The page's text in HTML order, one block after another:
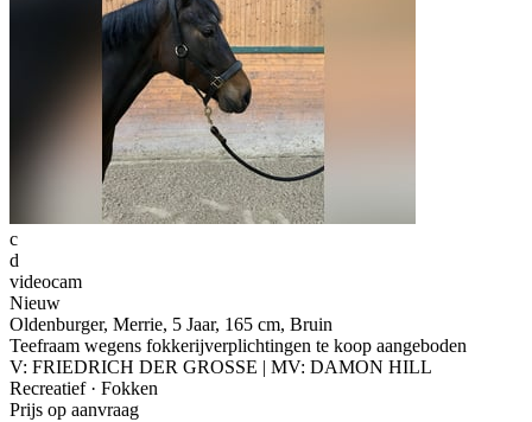
c
d
videocam
Nieuw
Oldenburger, Merrie, 5 Jaar, 165 cm, Bruin
Teefraam wegens fokkerijverplichtingen te koop aangeboden
V: FRIEDRICH DER GROSSE | MV: DAMON HILL
Recreatief · Fokken
Prijs op aanvraag